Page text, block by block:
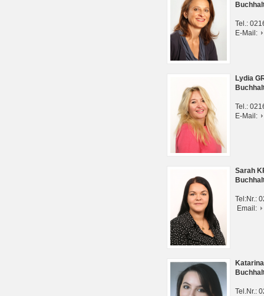
Tel.:
E-Mail:
Lydia
Tel.:
E-Mail:
Sarah
Tel:Nr.:
Email:
Tel.Nr.: